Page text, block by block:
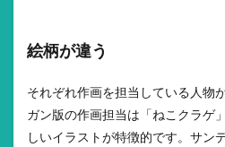
絵柄が違う
それぞれ作画を担当している人物
ガン版の作画担当は「ねこクラゲ
しいイラストが特徴的です。サン